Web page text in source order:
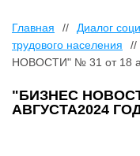
Главная //
Диалог
трудового населения
//
НОВОСТИ" № 31 от 18
"БИЗНЕС
АВГУСТА2024